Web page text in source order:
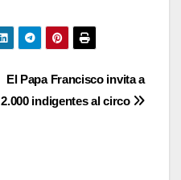
El Papa Francisco invita a
2.000 indigentes al circo